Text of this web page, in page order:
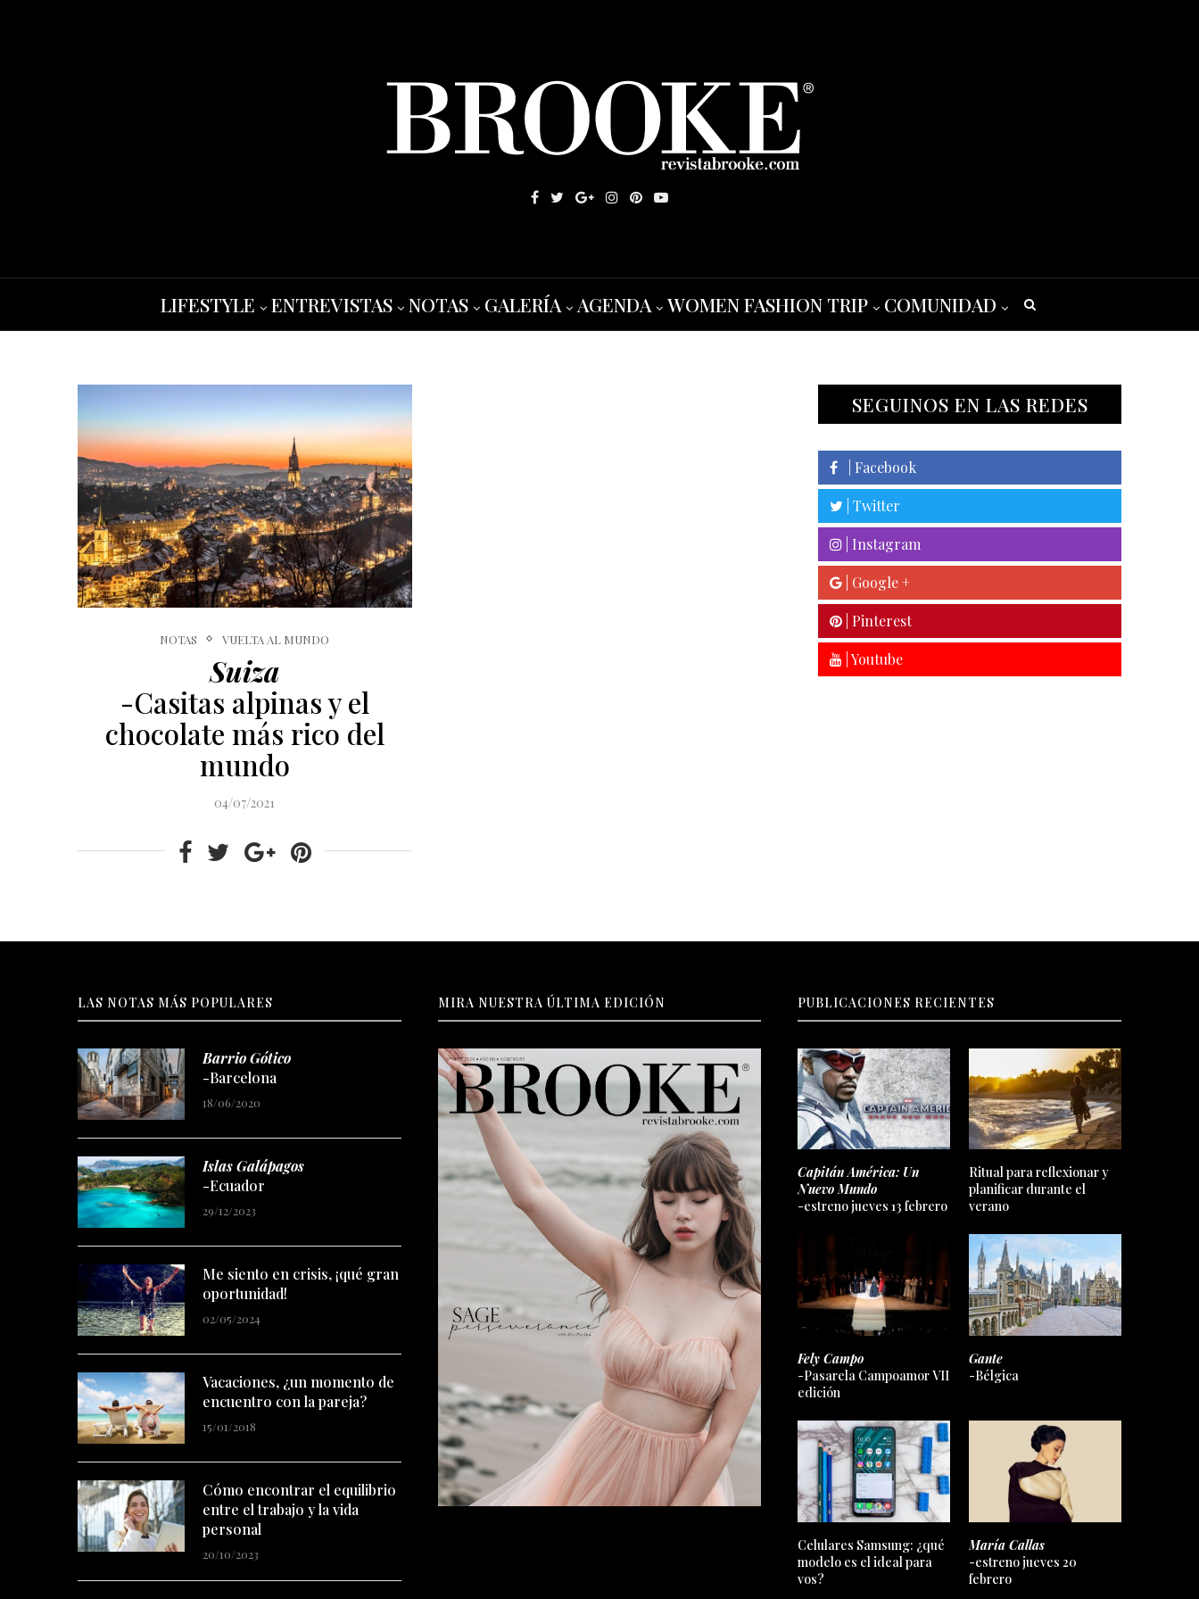
LIFESTYLE ENTREVISTAS NOTAS GALERÍA AGENDA WOMEN FASHION TRIP COMUNIDAD
NOTAS VUELTA AL MUNDO
Suiza
-Casitas alpinas y el
chocolate más rico del
mundo
04/07/2021
SEGUINOS EN LAS REDES
| Facebook
| Twitter
| Instagram
| Google +
| Pinterest
| Youtube
LAS NOTAS MÁS POPULARES
Barrio Gótico
-Barcelona
18/06/2020
Islas Galápagos
-Ecuador
29/12/2023
Me siento en crisis, ¡qué gran
oportunidad!
02/05/2024
Vacaciones, ¿un momento de
encuentro con la pareja?
15/01/2018
Cómo encontrar el equilibrio
entre el trabajo y la vida
personal
20/10/2023
MIRA NUESTRA ÚLTIMA EDICIÓN PUBLICACIONES RECIENTES
Capitán América: Un
Nuevo Mundo
-estreno jueves 13 febrero
Ritual para reflexionar y
planificar durante el
verano
Fely Campo
-Pasarela Campoamor VII
edición
Gante
-Bélgica
Celulares Samsung: ¿qué
modelo es el ideal para
vos?
María Callas
-estreno jueves 20
febrero